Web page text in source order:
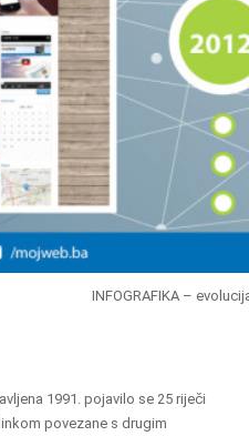
INFOGRAFIKA –
1991. pojavilo se 25 riječi
povezane s drugim